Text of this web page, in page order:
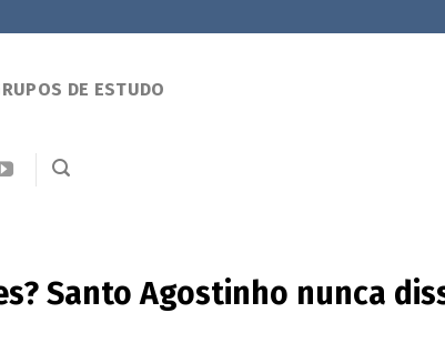
DE ESTUDO
Santo Agostinho nunca